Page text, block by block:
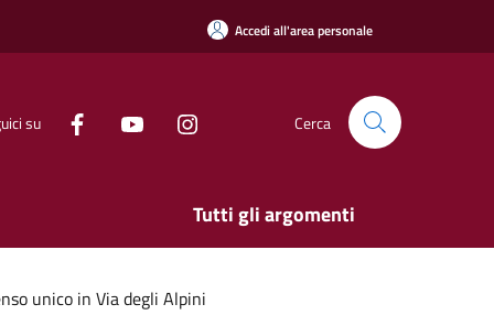
Accedi all'area personale
su Cerca
Tutti gli argomenti
unico in Via degli Alpini